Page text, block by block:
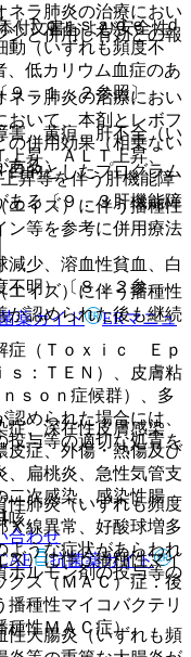
（Ｔｏｒｓａｄｅ ｄ
（いずれも頻度不
、低カリウム血症のあ
９．１．２参照〕。
、黄疸、肝不全（い
上昇、ＡＬＴ上昇、
昇等を伴う肝機能障
ある〔９．３肝機能障
少、溶血性貧血、白
不明）〔８．２参
症（Ｔｏｘｉｃ Ｅｐ
：ＴＥＮ）、皮膚粘
ｓｏｎ症候群）、多
められた場合には、
投与等の適切な処置を
肺炎（いずれも頻度
Ｘ線異常、好酸球増多
ような症状があらわれ
ホルモン剤の投与等の
大腸炎（いずれも頻
ラ肺炎の治療におい
ンと併用し有効との報
ラ肺炎の治療におい
いて、本剤とレボフ
の併用効果（相乗ない
ある。
イズ）に伴う播種性
ン等を参考に併用療法
イズ）に伴う播種性
が認められた後も継続
、深在性皮膚感染
皮症、外傷・熱傷及び
、扁桃炎、急性気管支
二次感染、感染性腸
咳。
）に伴う播種性マイ
クス（ＭＡＣ）症：後
種性マイコバクテリ
種性ＭＡＣ症）。
付文書および安全性
的としたプログラム
薬ガイド
ERマニュ
合わせ
抗菌薬ガイド